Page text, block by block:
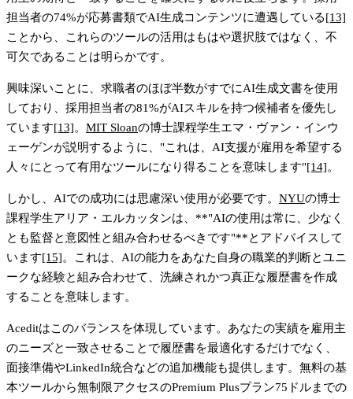
担当者の74%が応募書類でAI生成コンテンツに遭遇している[13]
ことから、これらのツールの活用はもはや選択肢ではなく、不
可欠であることは明らかです。
興味深いことに、求職者のほぼ半数がすでにAI生成文書を使用
しており、 採用担当者の81%がAIスキルを持つ候補者を優先し
ています[13]。 MIT Sloanの博士課程学生エマ・ヴァン・インウ
ェーゲンが説明するように、 "これは、AI支援が雇用を希望する
人々にとって有用なツールになり得ることを意味します"[14]。
しかし、AIでの成功には思慮深い使用が必要です。 NYUの博士
課程学生アリア・エルカッタンは、**"AIの使用は常に、少なく
とも監督と意図性と組み合わせるべきです"**とアドバイスして
います[15]。これは、AIの能力をあなた自身の職業的判断とユニ
ークな経験と組み合わせて、洗練されかつ真正な履歴書を作成
することを意味します。
Aceditはこのバランスを体現しています。あなたの実績を雇用主
のニーズと一致させることで履歴書を最適化するだけでなく、
面接準備やLinkedIn統合などの追加機能も提供します。無料の基
本ツールから無制限アクセスのPremium Plusプラン75ドルまでの